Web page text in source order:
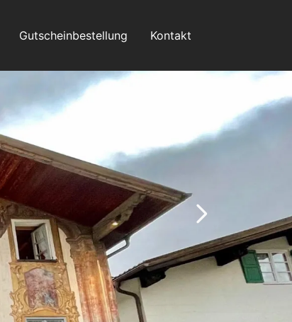
Gutscheinbestellung Kontakt